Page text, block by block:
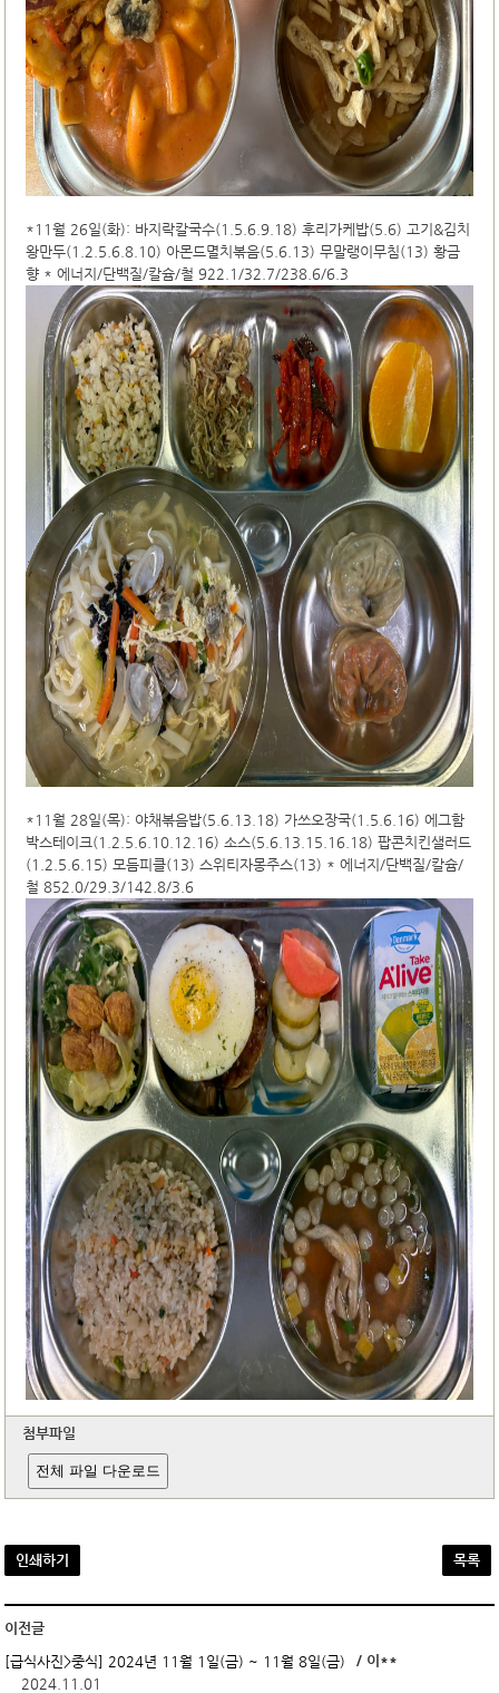
*11월 26일(화): 바지락칼국수(1.5.6.9.18) 후리가케밥(5.6) 고기&김치
왕만두(1.2.5.6.8.10) 아몬드멸치볶음(5.6.13) 무말랭이무침(13) 황금
향 * 에너지/단백질/칼슘/철 922.1/32.7/238.6/6.3
*11월 28일(목): 야채볶음밥(5.6.13.18) 가쓰오장국(1.5.6.16) 에그함
박스테이크(1.2.5.6.10.12.16) 소스(5.6.13.15.16.18) 팝콘치킨샐러드
(1.2.5.6.15) 모듬피클(13) 스위티자몽주스(13) * 에너지/단백질/칼슘/
철 852.0/29.3/142.8/3.6
첨부파일
전체 파일 다운로드
인쇄하기 목록
이전글
[급식사진>중식] 2024년 11월 1일(금) ~ 11월 8일(금)
/ 이**
2024.11.01